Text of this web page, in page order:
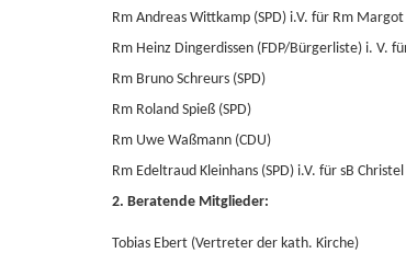
Rm Andreas Wittkamp (SPD) i.V. für Rm Margot
Rm Heinz Dingerdissen (FDP/Bürgerliste) i. V.
Rm Bruno Schreurs (SPD)
Rm Roland Spieß (SPD)
Rm Uwe Waßmann (CDU)
Rm Edeltraud Kleinhans (SPD) i.V. für sB Christel
2. Beratende Mitglieder:
Tobias Ebert (Vertreter der kath. Kirche)